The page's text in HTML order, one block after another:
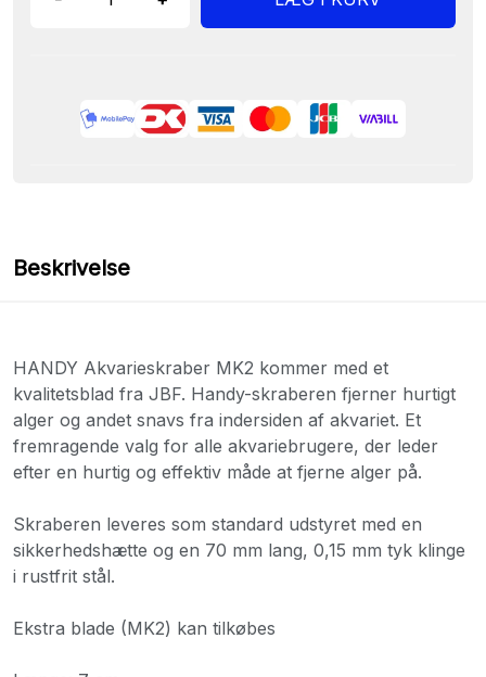
Beskrivelse
HANDY Akvarieskraber MK2 kommer med et
kvalitetsblad fra JBF. Handy-skraberen fjerner hurtigt
alger og andet snavs fra indersiden af ​​akvariet. Et
fremragende valg for alle akvariebrugere, der leder
efter en hurtig og effektiv måde at fjerne alger på.
Skraberen leveres som standard udstyret med en
sikkerhedshætte og en 70 mm lang, 0,15 mm tyk klinge
i rustfrit stål.
Ekstra blade (MK2) kan tilkøbes